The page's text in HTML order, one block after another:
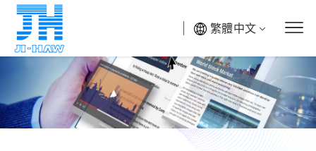
繁體中文